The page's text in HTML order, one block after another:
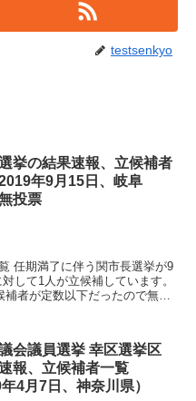
testsenkyo
挙の結果速報、立候補者
年9月15日、岐阜
投票
任期満了に伴う関市長選挙が9
して1人が立候補しています。
者が定数以下だったので無投
会議員選挙 幸区選挙区
報、立候補者一覧
年4月7日、神奈川県）